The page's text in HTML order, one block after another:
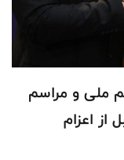
ملی و مراسم
از اعزام